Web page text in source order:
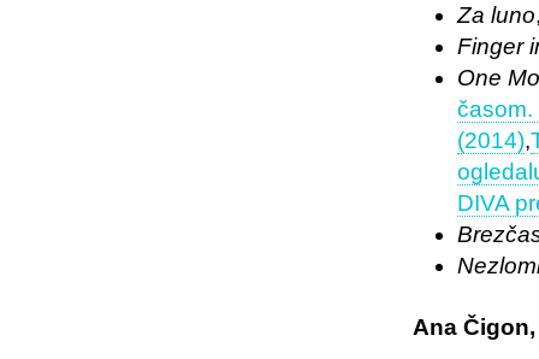
Za luno
Finger
One
časom.
(2014),
DIVA
Ana